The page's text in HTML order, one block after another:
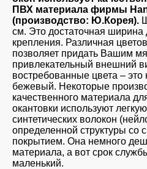
ПВХ материала фирмы
(производство: Ю.Корея).
см. Это достаточная ширина
крепления. Различная
позволяет придать Вашим
привлекательный внешний
востребованные цвета – это
бежевый. Некоторые
качественного материала
окантовки используют
синтетических волокон
определенной структуры со
покрытием. Она немного
материала, а вот срок
маленький.